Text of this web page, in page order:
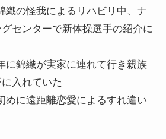
織の怪我によるリハビリ中、ナ
センターで新体操選手の紹介に
に錦織が実家に連れて行き親族
入れていた
めに遠距離恋愛によるすれ違い